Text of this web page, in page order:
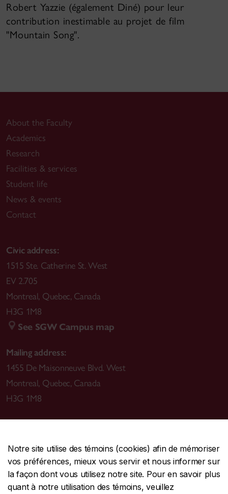
Notre site utilise des témoins (cookies) afin de mémoriser
vos préférences, mieux vous servir et nous informer sur
la façon dont vous utilisez notre site. Pour en savoir plus
quant à notre utilisation des témoins, veuillez
Robert Yazzie (également Diné) pour leur
contribution inestimable au projet de film
"Mountain Song".
About the Faculty
Academics
Research
Facilities & services
Student life
News & events
Contact
Civic address:
1515 Ste. Catherine St. West
EV 2.705
Montreal, Quebec, Canada
H3G 1M8
See SGW Campus map
Mailing address:
1455 De Maisonneuve Blvd. West
Montreal, Quebec, Canada
H3G 1M8
CENTRALE514-848-2424
URGENCE514-848-3717
Protection et prévention Accessibilité Confidentialité